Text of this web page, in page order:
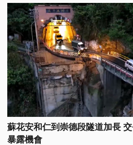
蘇花安和仁到崇德段隧道加長
暴露機會